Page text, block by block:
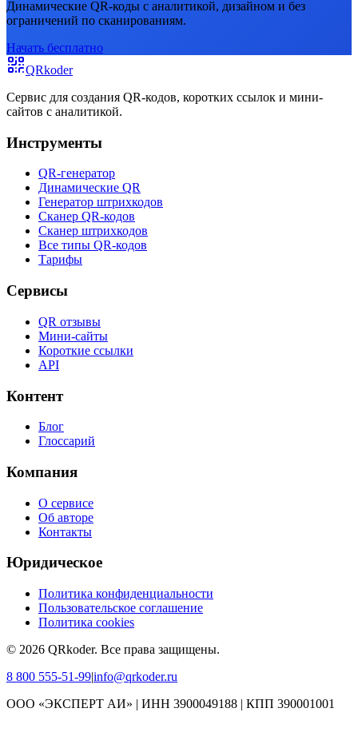
Динамические QR-коды с аналитикой, дизайном и без
ограничений по сканированиям.
Начать бесплатно
QRkoder
Сервис для создания QR-кодов, коротких ссылок и мини-
сайтов с аналитикой.
Инструменты
QR-генератор
Динамические QR
Генератор штрихкодов
Сканер QR-кодов
Сканер штрихкодов
Все типы QR-кодов
Тарифы
Сервисы
QR отзывы
Мини-сайты
Короткие ссылки
API
Контент
Блог
Глоссарий
Компания
О сервисе
Об авторе
Контакты
Юридическое
Политика конфиденциальности
Пользовательское соглашение
Политика cookies
© 2026 QRkoder. Все права защищены.
8 800 555-51-99|info@qrkoder.ru
ООО «ЭКСПЕРТ АИ» | ИНН 3900049188 | КПП 390001001